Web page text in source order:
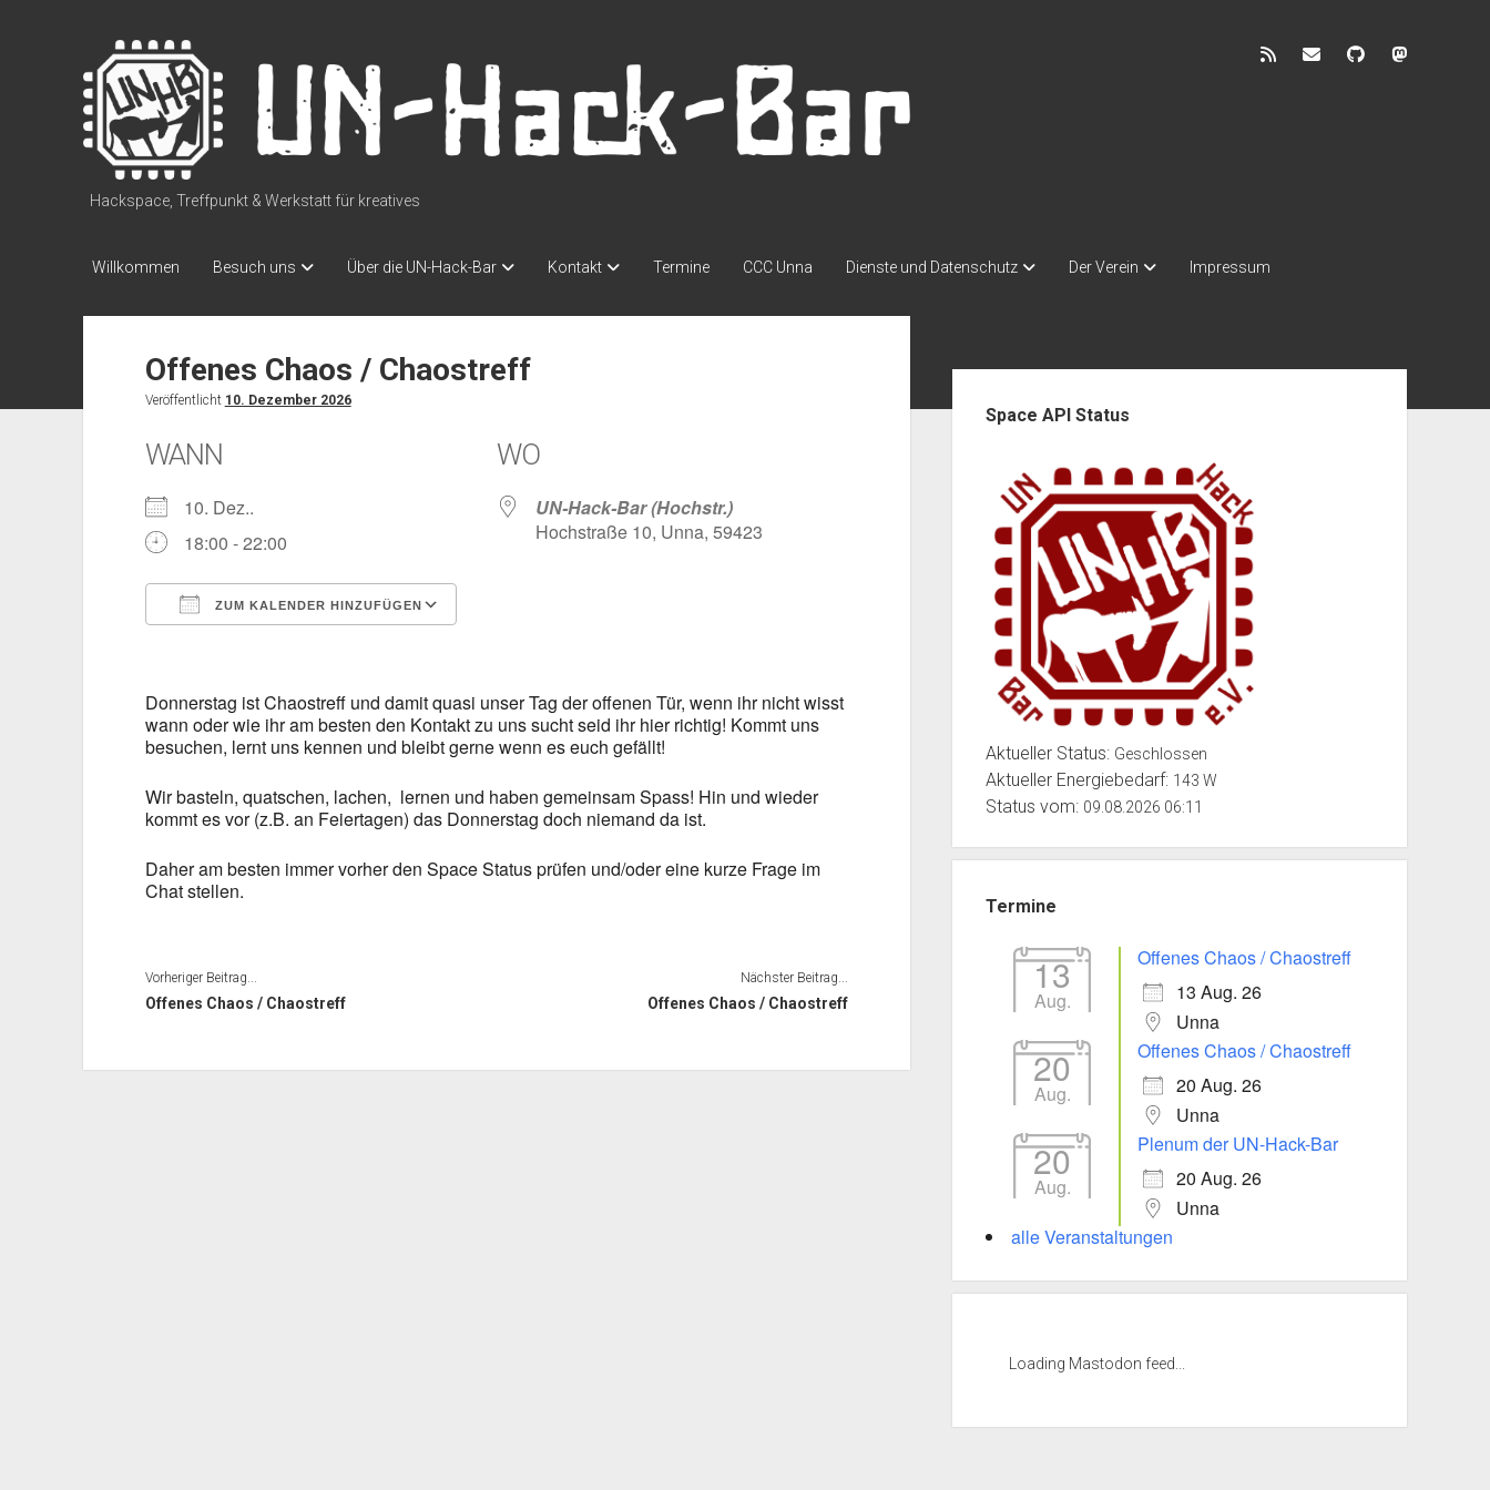
UN-
Hack-
Bar
Hackspace, Treffpunkt & Werkstatt für kreatives
discuss@lists.unhb.de
githubmastodon
Willkommen Besuch uns Über die UN-Hack-Bar Kontakt Termine CCC Unna Dienste und Datenschutz Der Verein Impressum
Offenes Chaos / Chaostreff
Veröffentlicht 10. Dezember 2026
WANN
10. Dez..
18:00 - 22:00
ZUM KALENDER HINZUFÜGEN
Office 365
WO
UN-Hack-Bar (Hochstr.)
Hochstraße 10, Unna, 59423
Donnerstag ist Chaostreff und damit quasi unser Tag der offenen Tür, wenn ihr nicht wisst
wann oder wie ihr am besten den Kontakt zu uns sucht seid ihr hier richtig! Kommt uns
besuchen, lernt uns kennen und bleibt gerne wenn es euch gefällt!
Wir basteln, quatschen, lachen, lernen und haben gemeinsam Spass! Hin und wieder
kommt es vor (z.B. an Feiertagen) das Donnerstag doch niemand da ist.
Daher am besten immer vorher den Space Status prüfen und/oder eine kurze Frage im
Chat stellen.
Vorheriger Beitrag...
Offenes Chaos / Chaostreff
Nächster Beitrag...
Offenes Chaos / Chaostreff
Space API Status
Aktueller Status: Geschlossen
Aktueller Energiebedarf: 143 W
Status vom: 09.08.2026 06:11
Termine
13
Aug.
Offenes Chaos / Chaostreff
13 Aug. 26
Unna
20
Aug.
Offenes Chaos / Chaostreff
20 Aug. 26
Unna
20
Aug.
Plenum der UN-Hack-Bar
20 Aug. 26
Unna
alle Veranstaltungen
Loading Mastodon feed...